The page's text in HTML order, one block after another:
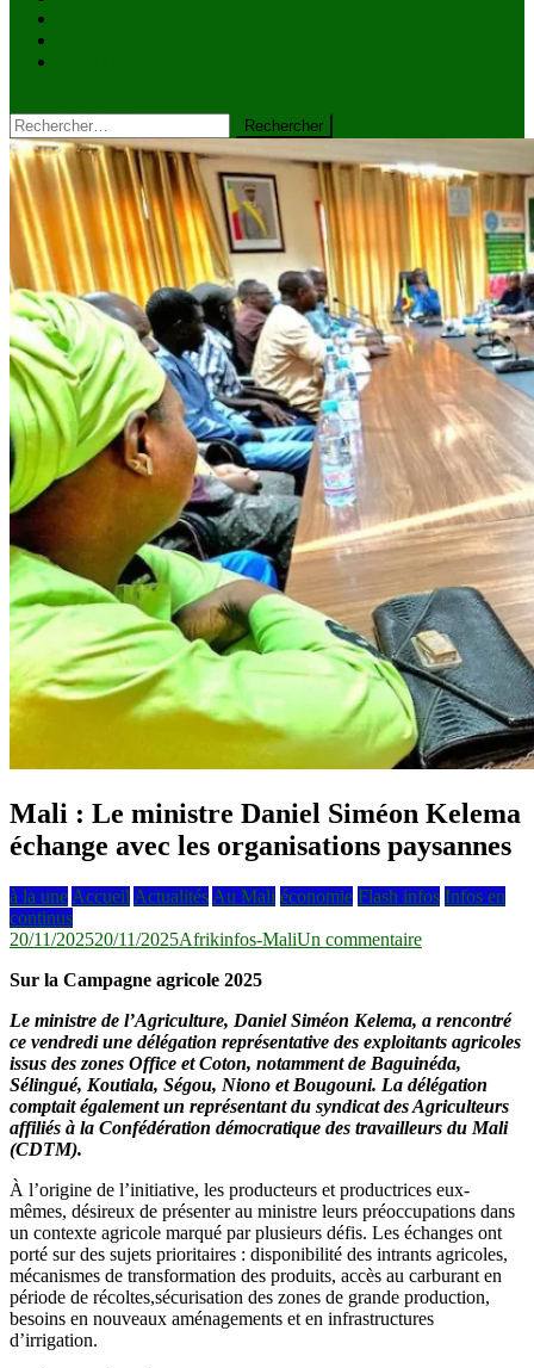
Rechercher :
Mali : Le ministre Daniel Siméon Kelema
échange avec les organisations paysannes
à la une Accueil Actualités Au Mali économie Flash infos Infos en
continus
20/11/202520/11/2025Afrikinfos-MaliUn commentairesur
Daniel
Siméon
Kelema
échange
avec
les
Sur la Campagne agricole 2025
Le ministre de l’Agriculture, Daniel Siméon Kelema, a rencontré
ce vendredi une délégation représentative des exploitants agricoles
issus des zones Office et Coton, notamment de Baguinéda,
Sélingué, Koutiala, Ségou, Niono et Bougouni. La délégation
comptait également un représentant du syndicat des Agriculteurs
affiliés à la Confédération démocratique des travailleurs du Mali
(CDTM).
À l’origine de l’initiative, les producteurs et productrices eux-
mêmes, désireux de présenter au ministre leurs préoccupations dans
un contexte agricole marqué par plusieurs défis. Les échanges ont
porté sur des sujets prioritaires : disponibilité des intrants agricoles,
mécanismes de transformation des produits, accès au carburant en
période de récoltes,sécurisation des zones de grande production,
besoins en nouveaux aménagements et en infrastructures
d’irrigation.